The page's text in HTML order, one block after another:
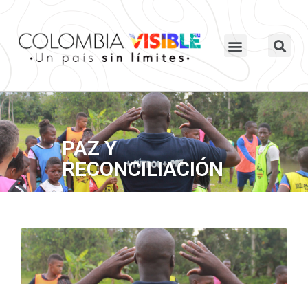
PAZ Y
RECONCILIACIÓN